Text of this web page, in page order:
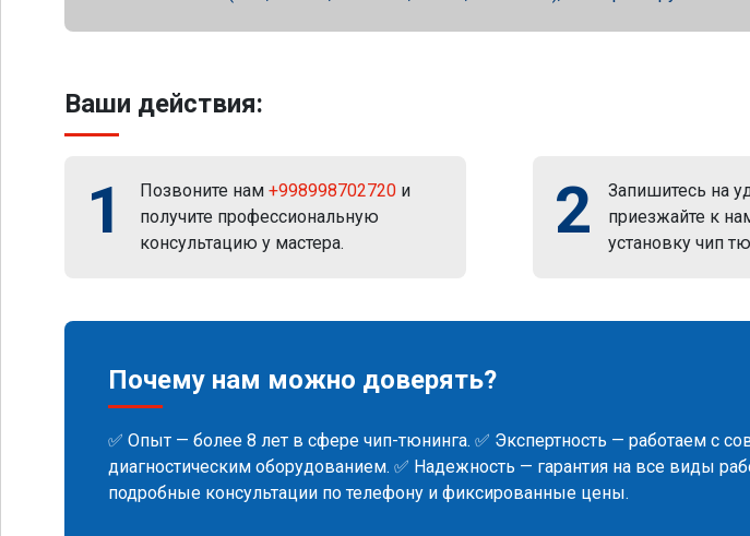
Ваши действия:
1 Позвоните нам +998998702720 и
получите профессиональную
консультацию у мастера.
2
Запишитесь на
приезжайте к
установку чип
Почему нам можно доверять?
✅ Опыт — более 8 лет в сфере чип-тюнинга. ✅ Экспертность — работаем с
диагностическим оборудованием. ✅ Надежность — гарантия на все виды
подробные консультации по телефону и фиксированные цены.